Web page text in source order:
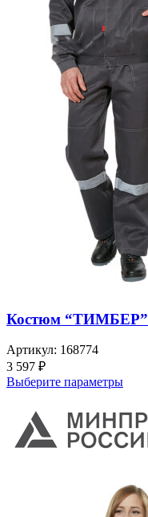
Костюм “ТИМБЕР”
Артикул: 168774
3 597 ₽
Выберите параметры